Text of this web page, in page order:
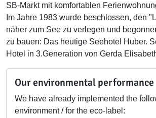
SB-Markt mit komfortablen
Im Jahre 1983 wurde beschlossen, den
näher zum See zu verlegen und
zu bauen: Das heutige Seehotel Huber.
Hotel in 3.Generation von Gerda
Our environmental performance
We have already implemented the
environment / for the eco-label: